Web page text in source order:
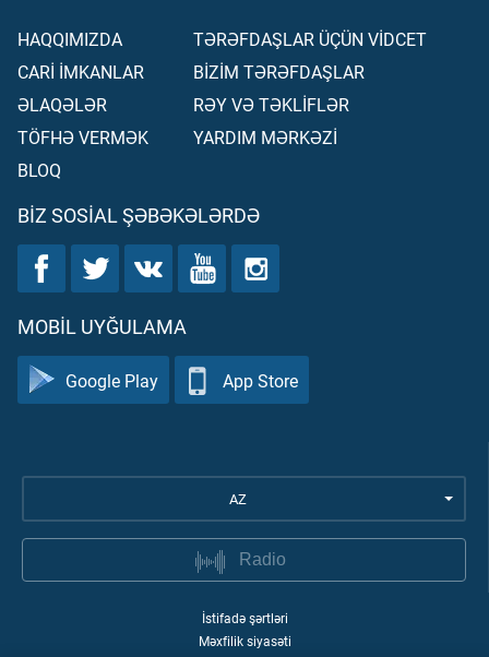
HAQQIMIZDA
CARİ İMKANLAR
ƏLAQƏLƏR
TÖFHƏ VERMƏK
BLOQ
TƏRƏFDAŞLAR ÜÇÜN VİDCET
BİZİM TƏRƏFDAŞLAR
RƏY VƏ TƏKLİFLƏR
YARDIM MƏRKƏZİ
BIZ SOSIAL ŞƏBƏKƏLƏRDƏ
MOBIL UYĞULAMA
Google Play App Store
AZ
Radio
İstifadə şərtləri
Məxfilik siyasəti